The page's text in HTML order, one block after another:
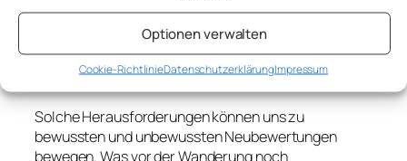
Optionen verwalten
Cookie-RichtlinieDatenschutzerklärungImpressum
Eine Neubewertung ist
jederzeit möglich
Solche Herausforderungen können uns zu
bewussten und unbewussten Neubewertungen
bewegen. Was vor der Wanderung noch